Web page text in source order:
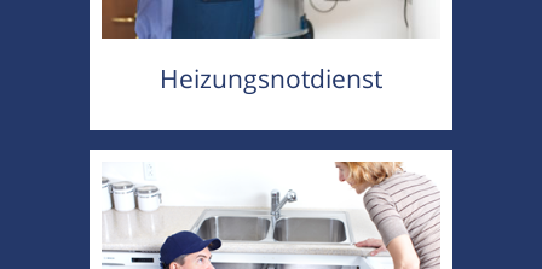
Heizungsnotdienst